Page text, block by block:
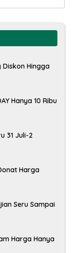
Diskon Hingga
Hanya 10 Ribu
31 Juli-2
Harga
Seru Sampai
Harga Hanya